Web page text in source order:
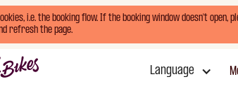
i.e. the booking flow. If the booking window doesn't open,
refresh the page.
Language